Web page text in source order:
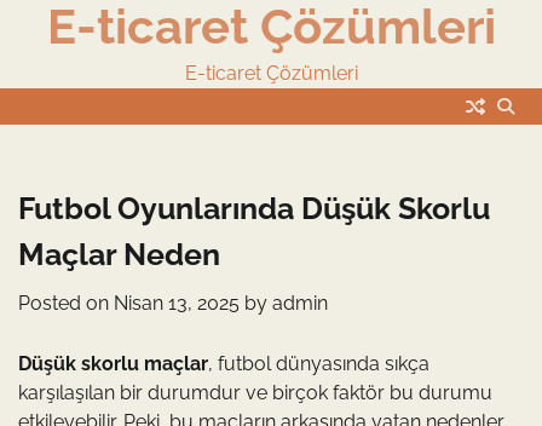
E-ticaret Çözümleri
E-ticaret Çözümleri
Futbol Oyunlarında Düşük Skorlu
Maçlar Neden
Posted on Nisan 13, 2025 by admin
Düşük skorlu maçlar, futbol dünyasında sıkça
karşılaşılan bir durumdur ve birçok faktör bu durumu